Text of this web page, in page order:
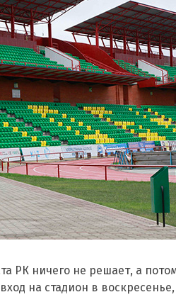
РК ничего не решает, а
на стадион в воскресенье,